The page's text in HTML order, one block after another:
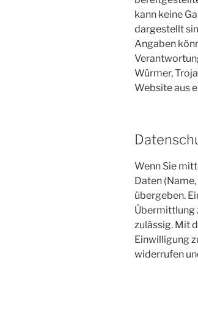
kann keine
dargestellt
Angaben
Würmer,
Website aus
Wenn Sie
Daten
übergeben.
Übermittlung
zulässig. Mit
Einwilligung
widerrufen